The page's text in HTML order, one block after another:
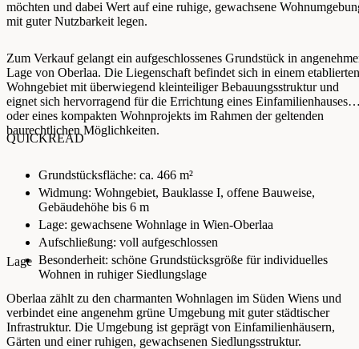
möchten und dabei Wert auf eine ruhige, gewachsene
mit guter Nutzbarkeit legen.
Zum Verkauf gelangt ein aufgeschlossenes Grundstück in
Lage von Oberlaa. Die Liegenschaft befindet sich in einem etablierten
Wohngebiet mit überwiegend kleinteiliger Bebauungsstruktur und
eignet sich hervorragend für die Errichtung eines Einfamilienhauses
oder eines kompakten Wohnprojekts im Rahmen der geltenden
baurechtlichen Möglichkeiten.
QUICKREAD
Grundstücksfläche: ca. 466 m²
Widmung: Wohngebiet, Bauklasse I, offene Bauweise,
Gebäudehöhe bis 6 m
Lage: gewachsene Wohnlage in Wien-Oberlaa
Aufschließung: voll aufgeschlossen
Besonderheit: schöne Grundstücksgröße für individuelles
Wohnen in ruhiger Siedlungslage
Lage
Oberlaa zählt zu den charmanten Wohnlagen im Süden Wiens und
verbindet eine angenehm grüne Umgebung mit guter städtischer
Infrastruktur. Die Umgebung ist geprägt von Einfamilienhäusern,
Gärten und einer ruhigen, gewachsenen Siedlungsstruktur.